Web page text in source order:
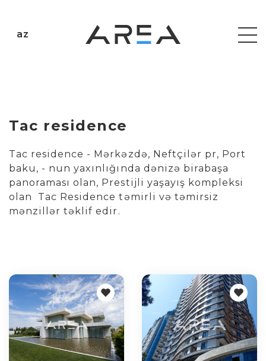
az
Tac residence
Tac residence - Mərkəzdə, Neftçilər pr, Port
baku, - nun yaxınlığında dənizə birabaşa
panoraması olan, Prestijli yaşayış kompleksi
olan Tac Residence təmirli və təmirsiz
mənzillər təklif edir.